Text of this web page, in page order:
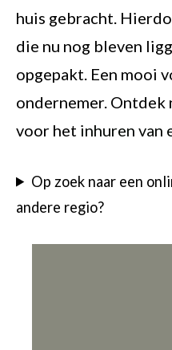
huis gebracht.
die nu nog bleven
opgepakt. Een mooi
ondernemer. Ontdek
voor het inhuren van
Op zoek naar een
andere regio?